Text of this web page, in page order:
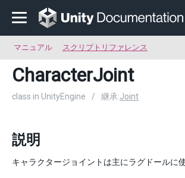
マニュアル スクリプトリファレンス
CharacterJoint
class in UnityEngine / 継承:Joint
説明
キャラクタージョイントは主にラグドールに